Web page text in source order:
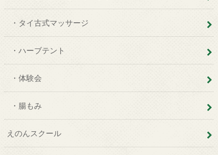
・タイ古式マッサージ
・ハーブテント
・体験会
・腸もみ
えのんスクール